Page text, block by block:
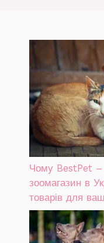
Чому BestPet
зоомагазин в
товарів для